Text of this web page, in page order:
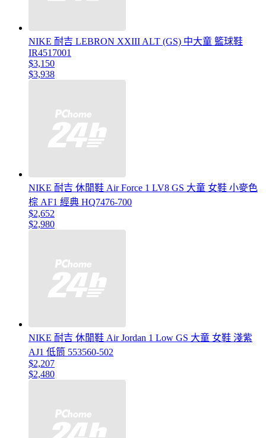
NIKE 耐吉 LEBRON XXIII ALT (GS) 中大童 籃球鞋
IR4517001
$3,150
$3,938
NIKE 耐吉 休閒鞋 Air Force 1 LV8 GS 大童 女鞋 小麥色
棕 AF1 經典 HQ7476-700
$2,652
$2,980
NIKE 耐吉 休閒鞋 Air Jordan 1 Low GS 大童 女鞋 淺紫
AJ1 低筒 553560-502
$2,207
$2,480